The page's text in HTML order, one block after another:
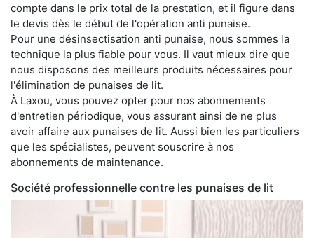
compte dans le prix total de la prestation, et il figure dans
le devis dès le début de l'opération anti punaise.
Pour une désinsectisation anti punaise, nous sommes la
technique la plus fiable pour vous. Il vaut mieux dire que
nous disposons des meilleurs produits nécessaires pour
l'élimination de punaises de lit.
À Laxou, vous pouvez opter pour nos abonnements
d'entretien périodique, vous assurant ainsi de ne plus
avoir affaire aux punaises de lit. Aussi bien les particuliers
que les spécialistes, peuvent souscrire à nos
abonnements de maintenance.
Société professionnelle contre les punaises de lit